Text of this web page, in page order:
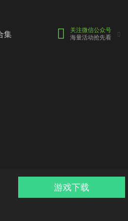
集
关注微信公众号
海量活动抢先看
游戏下载